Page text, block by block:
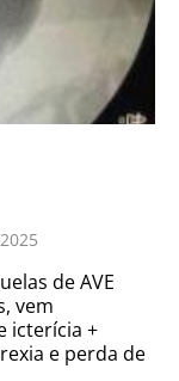
de AVE
vem
icterícia +
e perda de